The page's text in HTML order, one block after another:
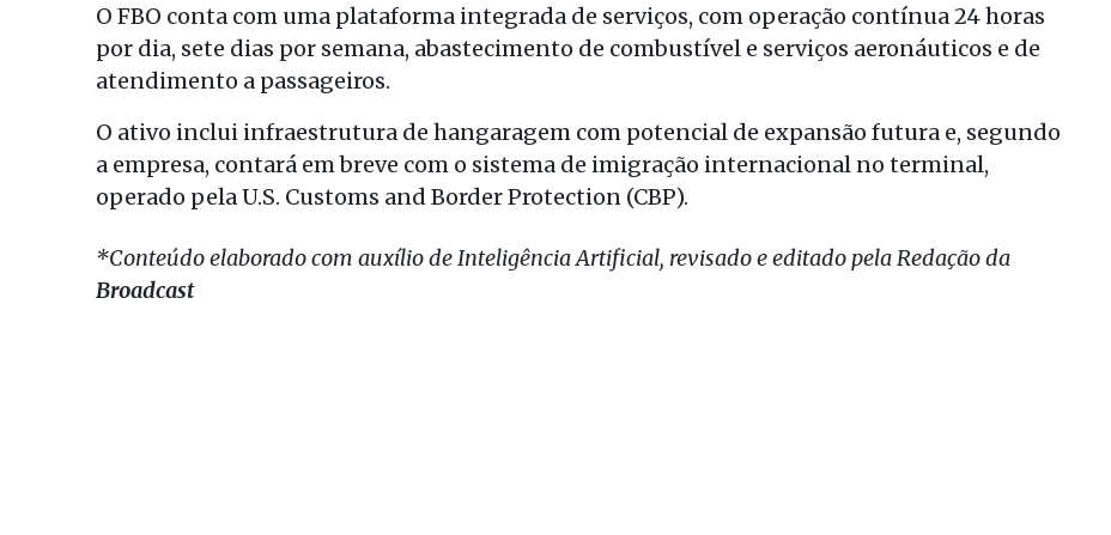
O FBO conta com uma plataforma integrada de serviços, com operação contínua 24 horas
por dia, sete dias por semana, abastecimento de combustível e serviços aeronáuticos e de
atendimento a passageiros.
O ativo inclui infraestrutura de hangaragem com potencial de expansão futura e, segundo
a empresa, contará em breve com o sistema de imigração internacional no terminal,
operado pela U.S. Customs and Border Protection (CBP).
*Conteúdo elaborado com auxílio de Inteligência Artificial, revisado e editado pela Redação da
Broadcast